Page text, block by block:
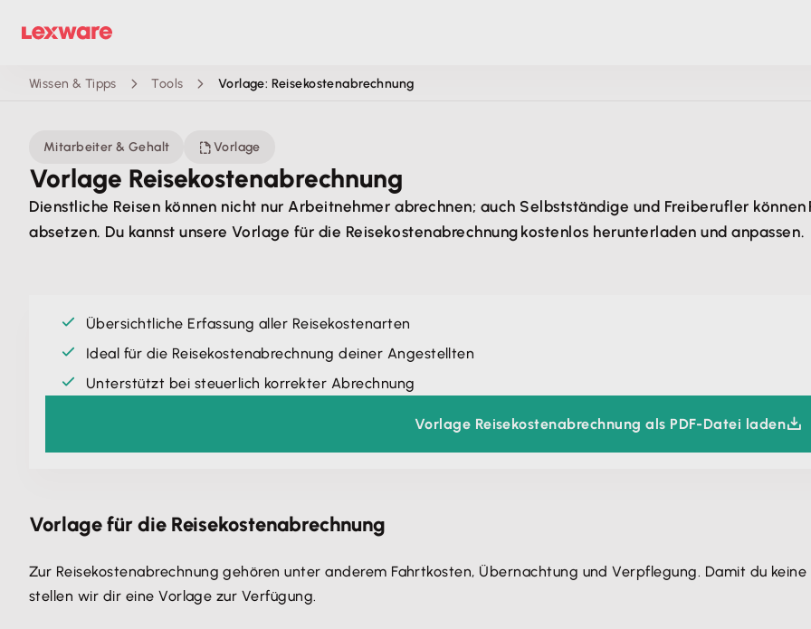
Wissen & Tipps Tools Vorlage: Reisekostenabrechnung
Mitarbeiter & Gehalt Vorlage
Vorlage Reisekosten­abrechnung
Dienstliche Reisen können nicht nur Arbeitnehmer abrechnen; auch Selbstständige und Freiberufler
absetzen. Du kannst unsere Vorlage für die Reisekostenabrechnung kostenlos herunterladen und anpassen.
Übersichtliche Erfassung aller Reisekostenarten
Ideal für die Reisekostenabrechnung deiner Angestellten
Unterstützt bei steuerlich korrekter Abrechnung
Vorlage Reisekostenabrechnung als PDF-Datei laden
Vorlage für die Reisekostenabrechnung
Zur Reisekostenabrechnung gehören unter anderem Fahrtkosten, Übernachtung und Verpflegung. Damit du
stellen wir dir eine Vorlage zur Verfügung.